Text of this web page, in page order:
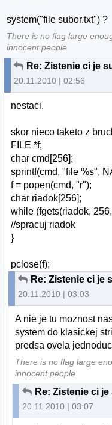
system("file subor.txt") ?
There is no flag large
innocent people
20.11.2010 | 02:56
nestaci.
skor nieco taketo z
FILE *f;
char cmd[256];
sprintf(cmd, "file %s",
f = popen(cmd, "r");
char riadok[256];
while (fgets(riadok,
//spracuj riadok
}
pclose(f);
20.11.2010 | 03:03
A nie je tu moznost
system do klasickej
predsa ovela
There is no flag large
innocent people
20.11.2010 | 03:07